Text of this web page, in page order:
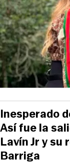
Inesperado
Así fue la
Lavín Jr y su
Barriga